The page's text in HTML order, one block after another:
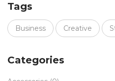
Tags
Business Creative
Categories